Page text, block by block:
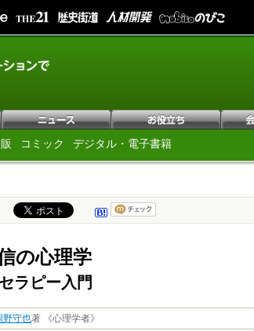
コミック デジタル・電子書籍
の心理学
ラピー入門
野守也著 《心理学者》